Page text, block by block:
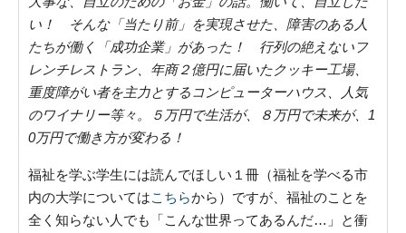
い！ そんな「当たり前」を実現させた、障害のある人
たちが働く「成功企業」があった！ 行列の絶えないフ
レンチレストラン、年商２億円に届いたクッキー工場、
重度障がい者を主力とするコンピューターハウス、人気
のワイナリー等々。５万円で生活が、８万円で未来が、1
0万円で働き方が変わる！
福祉を学ぶ学生には読んでほしい１冊（福祉を学べる市
内の大学についてはこちらから）ですが、福祉のことを
全く知らない人でも「こんな世界ってあるんだ…」と衝